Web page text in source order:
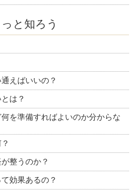
と知ろう
えばいいの？
は？
を準備すればよいのか分からな
整うのか？
効果あるの？